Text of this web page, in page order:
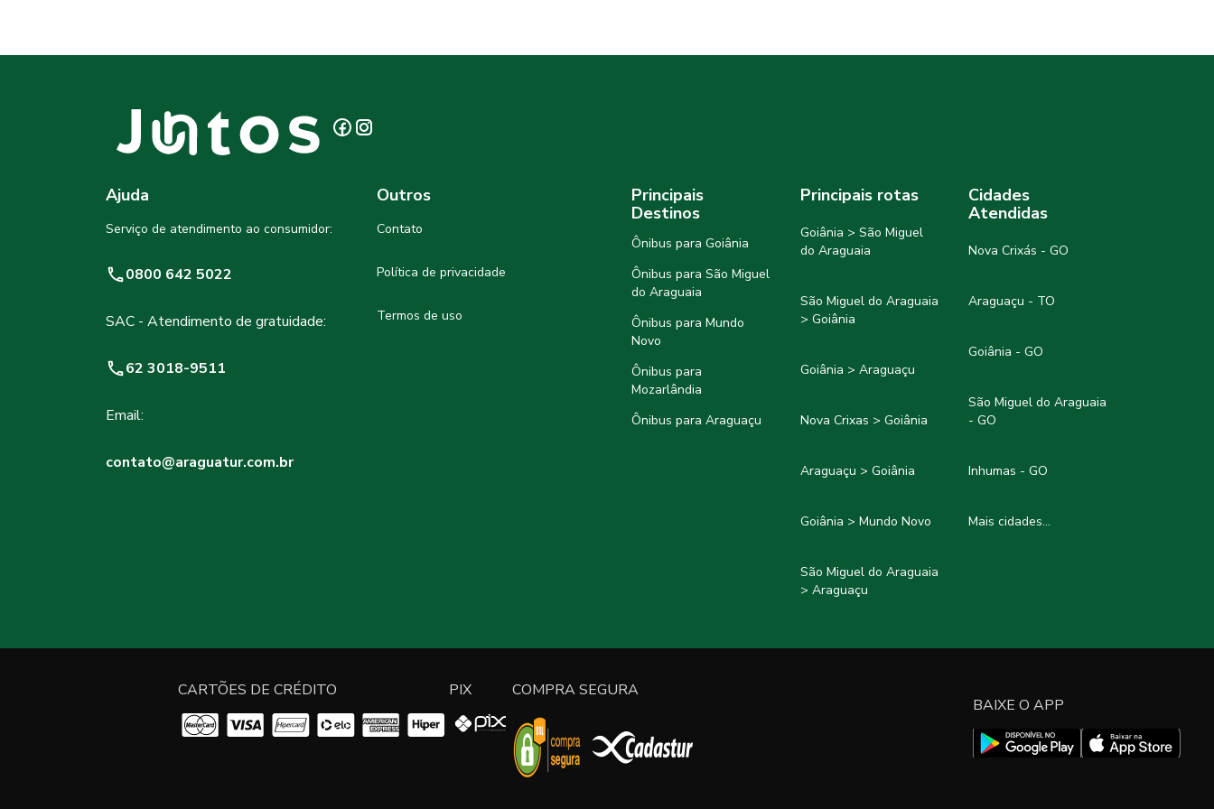
Ajuda
Serviço de atendimento ao consumidor:
0800 642 5022
SAC - Atendimento de gratuidade:
62 3018-9511
Email:
contato@araguatur.com.br
Outros
Contato
Política de privacidade
Termos de uso
Principais
Destinos
Ônibus para Goiânia
Ônibus para São Miguel
do Araguaia
Ônibus para Mundo
Novo
Ônibus para
Mozarlândia
Ônibus para Araguaçu
Principais rotas
Goiânia > São Miguel
do Araguaia
São Miguel do Araguaia
> Goiânia
Goiânia > Araguaçu
Nova Crixas > Goiânia
Araguaçu > Goiânia
Goiânia > Mundo Novo
São Miguel do Araguaia
> Araguaçu
Cidades
Atendidas
Nova Crixás - GO
Araguaçu - TO
Goiânia - GO
São Miguel do Araguaia
- GO
Inhumas - GO
Mais cidades...
CARTÕES DE CRÉDITO PIX COMPRA SEGURA
BAIXE O APP